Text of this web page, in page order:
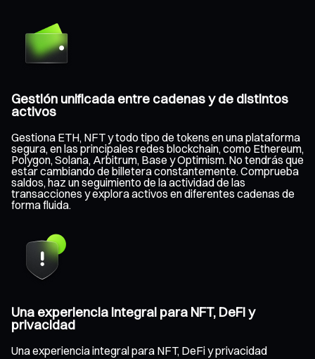
Gestión unificada entre cadenas y de distintos
activos
Gestiona ETH, NFT y todo tipo de tokens en una plataforma
segura, en las principales redes blockchain, como Ethereum,
Polygon, Solana, Arbitrum, Base y Optimism. No tendrás que
estar cambiando de billetera constantemente. Comprueba
saldos, haz un seguimiento de la actividad de las
transacciones y explora activos en diferentes cadenas de
forma fluida.
Una experiencia integral para NFT, DeFi y
privacidad
Una experiencia integral para NFT, DeFi y privacidad